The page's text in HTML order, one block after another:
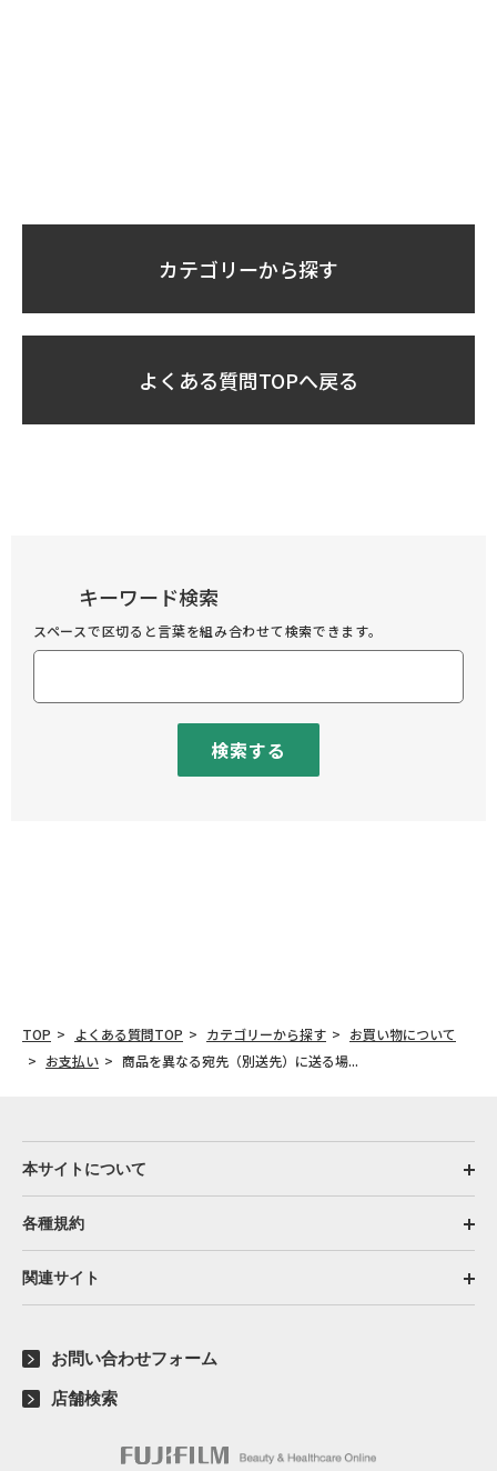
カテゴリーから探す
よくある質問TOPへ戻る
キーワード検索
スペースで区切ると言葉を組み合わせて検索できます。
検索する
TOP よくある質問TOP カテゴリーから探す
お買い物について
お支払い
商品を異なる宛先（別送先）に送る場...
本サイトについて
各種規約
関連サイト
お問い合わせフォーム
店舗検索